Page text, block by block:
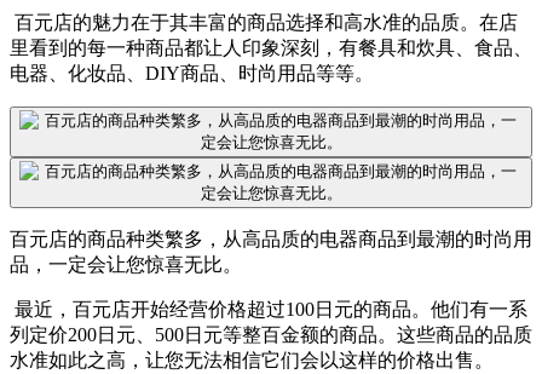
百元店的魅力在于其丰富的商品选择和高水准的品质。在店
里看到的每一种商品都让人印象深刻，有餐具和炊具、食品、
电器、化妆品、DIY商品、时尚用品等等。
百元店的商品种类繁多，从高品质的电器商品到最潮的时尚用
品，一定会让您惊喜无比。
最近，百元店开始经营价格超过100日元的商品。他们有一系
列定价200日元、500日元等整百金额的商品。这些商品的品质
水准如此之高，让您无法相信它们会以这样的价格出售。